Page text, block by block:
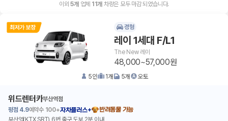
이외5개 업체 11개 차량은 모두 마감 되었습니다.
경형
레이 1세대 F/L1
The New 레이
48,000~57,000원
5인 1개 5개 오토
위드렌터카부산역점
평점 4.9예약수 100+자차플러스+
반려동물 가능
부산역(KTX,SRT) 6번 출구 도보 2분 이내